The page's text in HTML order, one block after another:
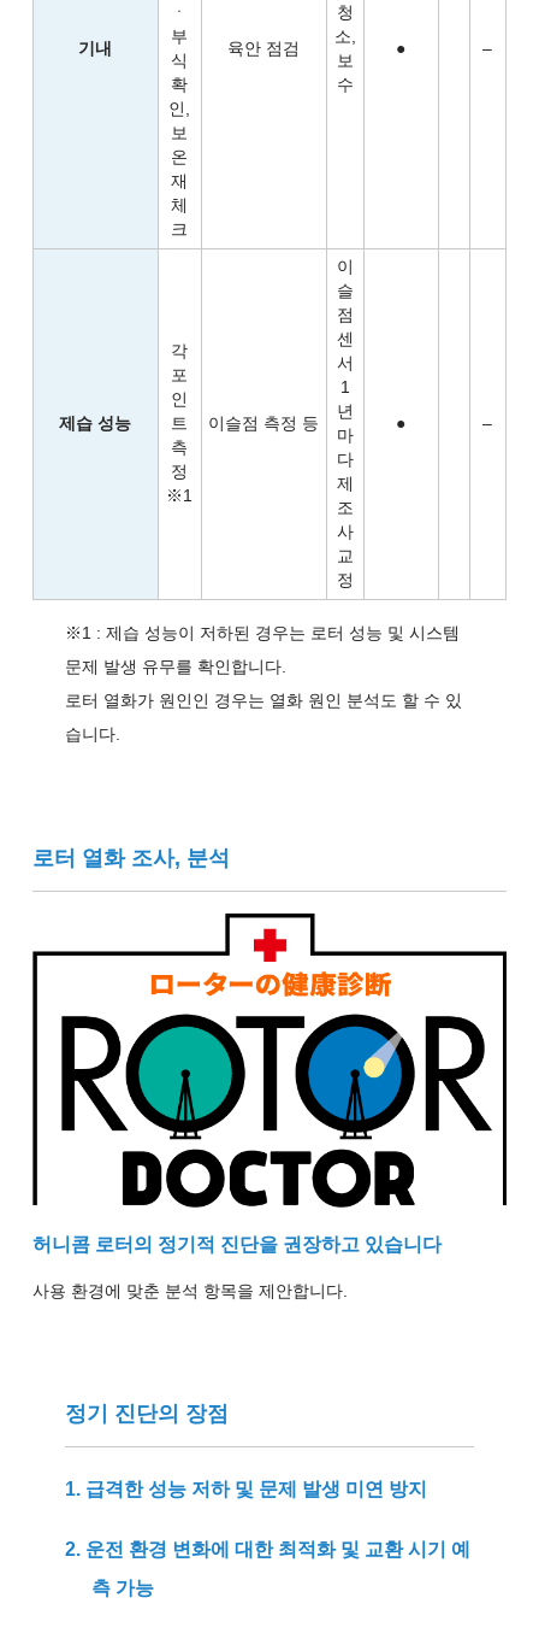
기내
ㆍ
부
식
확
인,
보
온
재
체
크
육안 점검
청
소,
보
수
● –
제습 성능
각
포
인
트
측
정
※1
이슬점 측정 등
이
슬
점
센
서
1
년
마
다
제
조
사
교
정
● –
※1 : 제습 성능이 저하된 경우는 로터 성능 및 시스템
문제 발생 유무를 확인합니다.
로터 열화가 원인인 경우는 열화 원인 분석도 할 수 있
습니다.
로터 열화 조사, 분석
허니콤 로터의 정기적 진단을 권장하고 있습니다
사용 환경에 맞춘 분석 항목을 제안합니다.
정기 진단의 장점
1. 급격한 성능 저하 및 문제 발생 미연 방지
2. 운전 환경 변화에 대한 최적화 및 교환 시기 예
측 가능